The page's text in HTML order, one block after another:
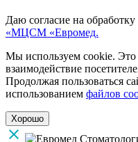
Даю согласие на обработку
«МЦСМ «Евромед.
Мы используем cookie. Это
взаимодействие
Продолжая пользоваться
использованием файлов
Хорошо